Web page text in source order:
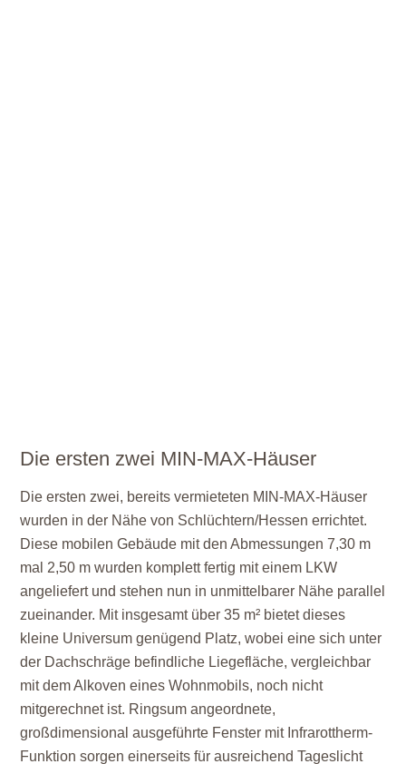
Die ersten zwei MIN-MAX-Häuser
Die ersten zwei, bereits vermieteten MIN-MAX-Häuser
wurden in der Nähe von Schlüchtern/Hessen errichtet.
Diese mobilen Gebäude mit den Abmessungen 7,30 m
mal 2,50 m wurden komplett fertig mit einem LKW
angeliefert und stehen nun in unmittelbarer Nähe parallel
zueinander. Mit insgesamt über 35 m² bietet dieses
kleine Universum genügend Platz, wobei eine sich unter
der Dachschräge befindliche Liegefläche, vergleichbar
mit dem Alkoven eines Wohnmobils, noch nicht
mitgerechnet ist. Ringsum angeordnete,
großdimensional ausgeführte Fenster mit Infrarottherm-
Funktion sorgen einerseits für ausreichend Tageslicht